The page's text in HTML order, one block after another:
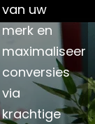
van uw
merk en
maximaliseer
conversies
via
krachtige